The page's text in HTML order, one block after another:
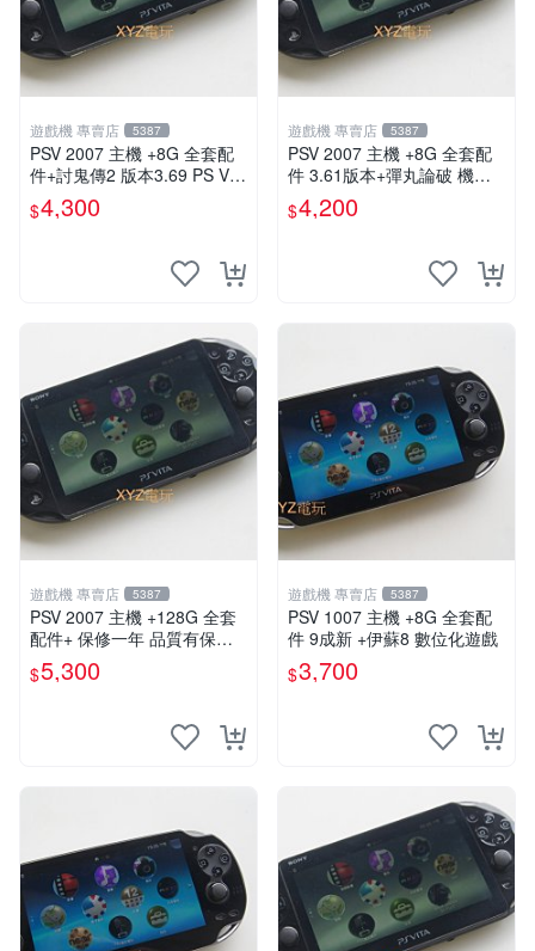
遊戲機 專賣店 5387
PSV 2007 主機 +8G 全套配
件+討鬼傳2 版本3.69 PS Vita
$4,300
遊戲機 專賣店 5387
PSV 2007 主機 +8G 全套配
件 3.61版本+彈丸論破 機槍
辯駁 數位化 PS Vita2007 保
修一年
$4,200
遊戲機 專賣店 5387
PSV 2007 主機 +128G 全套
配件+ 保修一年 品質有保障 p
s vita 改好直下直玩
$5,300
遊戲機 專賣店 5387
PSV 1007 主機 +8G 全套配
件 9成新 +伊蘇8 數位化遊戲
$3,700